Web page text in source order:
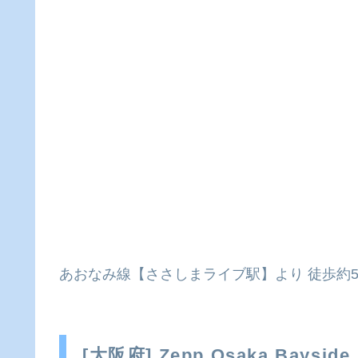
あおなみ線【ささしまライブ駅】より 徒歩約